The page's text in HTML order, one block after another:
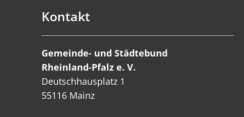
Kontakt
Gemeinde- und Städtebund
Rheinland-Pfalz e. V.
Deutschhausplatz 1
55116 Mainz